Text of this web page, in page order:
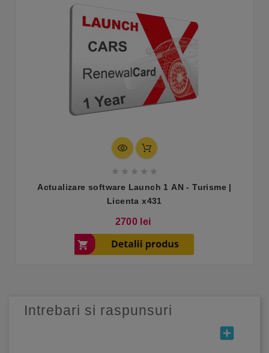
    
Actualizare software Launch 1 AN - Turisme |
Licenta x431
2700 lei
Intrebari si raspunsuri
add_box